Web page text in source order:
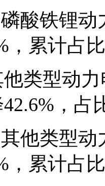
酸铁锂
，累计占
类型动
，占
他类型
，累计占